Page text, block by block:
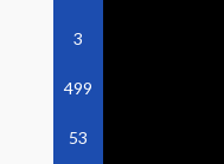
3
499
53